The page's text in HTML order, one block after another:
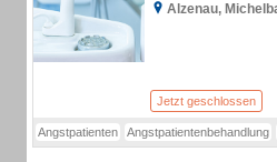
Alzenau,
Jetzt geschlossen
Angstpatienten Angstpatientenbehandlung